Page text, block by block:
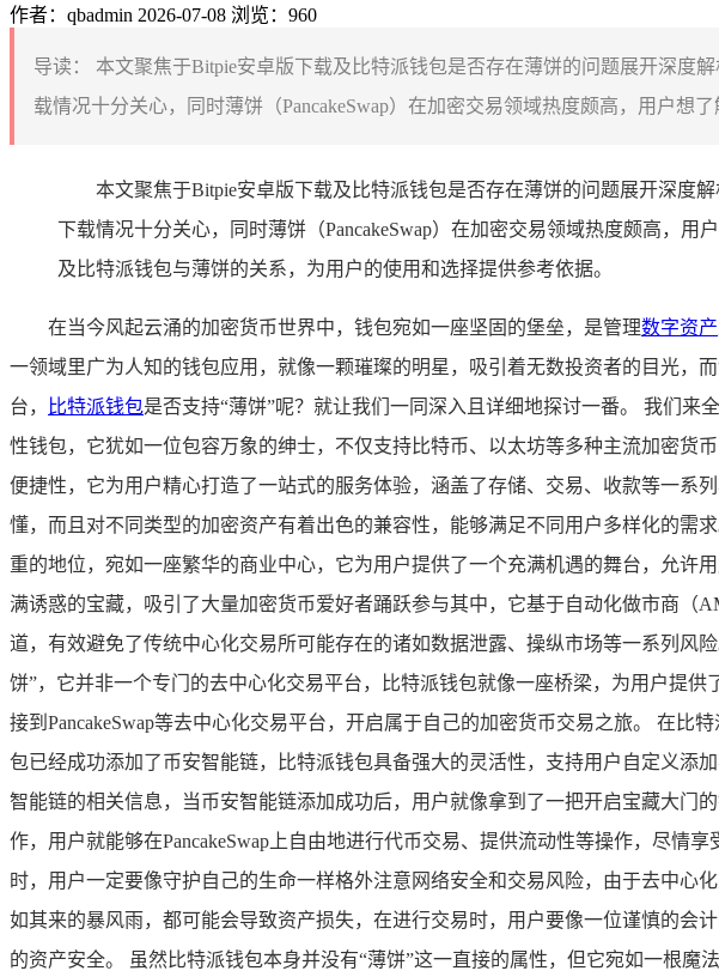
作者：qbadmin 2026-07-08 浏览：960
导读：
本文聚焦于Bitpie安卓版下载及比特派钱包是否存在薄饼的问题展开深度
载情况十分关心，同时薄饼（PancakeSwap）在加密交易领域热度颇高，用户想
本文聚焦于Bitpie安卓版下载及比特派钱包是否存在薄饼的问题展开深度
下载情况十分关心，同时薄饼（PancakeSwap）在加密交易领域热度颇高，
及比特派钱包与薄饼的关系，为用户的使用和选择提供参考依据。
在当今风起云涌的加密货币世界中，钱包宛如一座坚固的堡垒，是管理数字资产
一领域里广为人知的钱包应用，就像一颗璀璨的明星，吸引着无数投资者的目光，
台，
比特派钱包是否支持“薄饼”呢？就让我们一同深入且详细地探讨一番。 我们
性钱包，它犹如一位包容万象的绅士，不仅支持比特币、以太坊等多种主流加密货
便捷性，它为用户精心打造了一站式的服务体验，涵盖了存储、交易、收款等一系
懂，而且对不同类型的加密资产有着出色的兼容性，能够满足不同用户多样化的需
重的地位，宛如一座繁华的商业中心，它为用户提供了一个充满机遇的舞台，允
满诱惑的宝藏，吸引了大量加密货币爱好者踊跃参与其中，它基于自动化做市商
道，有效避免了传统中心化交易所可能存在的诸如数据泄露、操纵市场等一系列风
饼”，它并非一个专门的去中心化交易平台，比特派钱包就像一座桥梁，为用户提
接到PancakeSwap等去中心化交易平台，开启属于自己的加密货币交易之旅。 在比
包已经成功添加了币安智能链，比特派钱包具备强大的灵活性，支持用户自定义添
智能链的相关信息，当币安智能链添加成功后，用户就像拿到了一把开启宝藏大门
作，用户就能够在PancakeSwap上自由地进行代币交易、提供流动性等操作，尽情
时，用户一定要像守护自己的生命一样格外注意网络安全和交易风险，由于去中
如其来的暴风雨，都可能会导致资产损失，在进行交易时，用户要像一位谨慎的会
的资产安全。 虽然比特派钱包本身并没有“薄饼”这一直接的属性，但它宛如一根魔